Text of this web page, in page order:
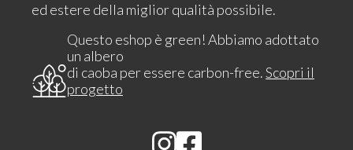
ed estere della miglior qualità possibile.
Questo eshop è green! Abbiamo adottato
un albero
di caoba per essere carbon-free.Scopri il
progetto